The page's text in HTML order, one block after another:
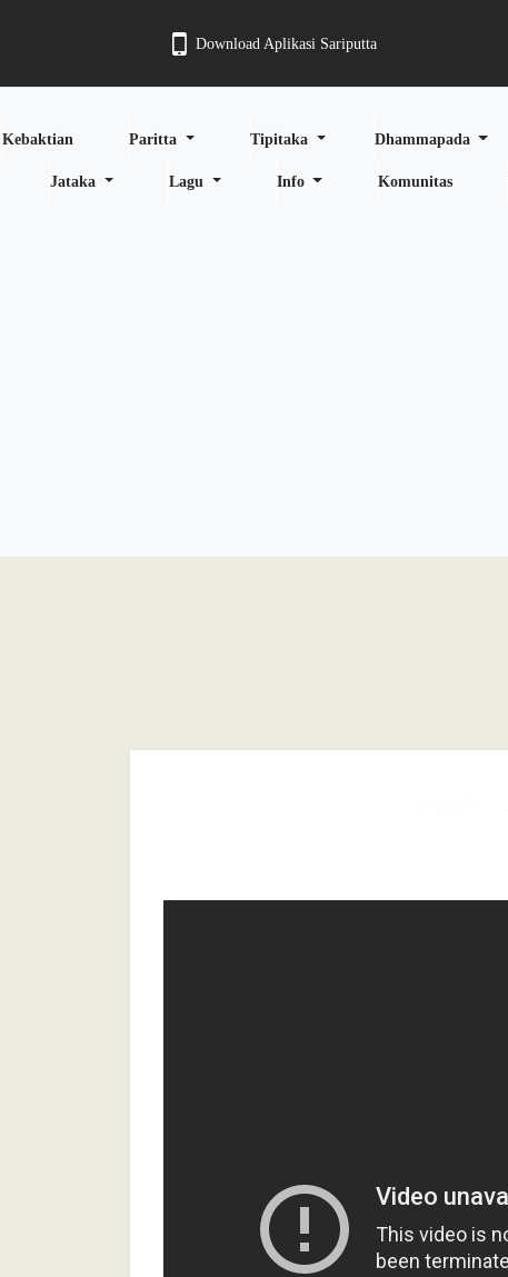
Download Aplikasi Sariputta
Kebaktian Paritta Tipitaka Dhammapada
Jataka Lagu Info Komunitas